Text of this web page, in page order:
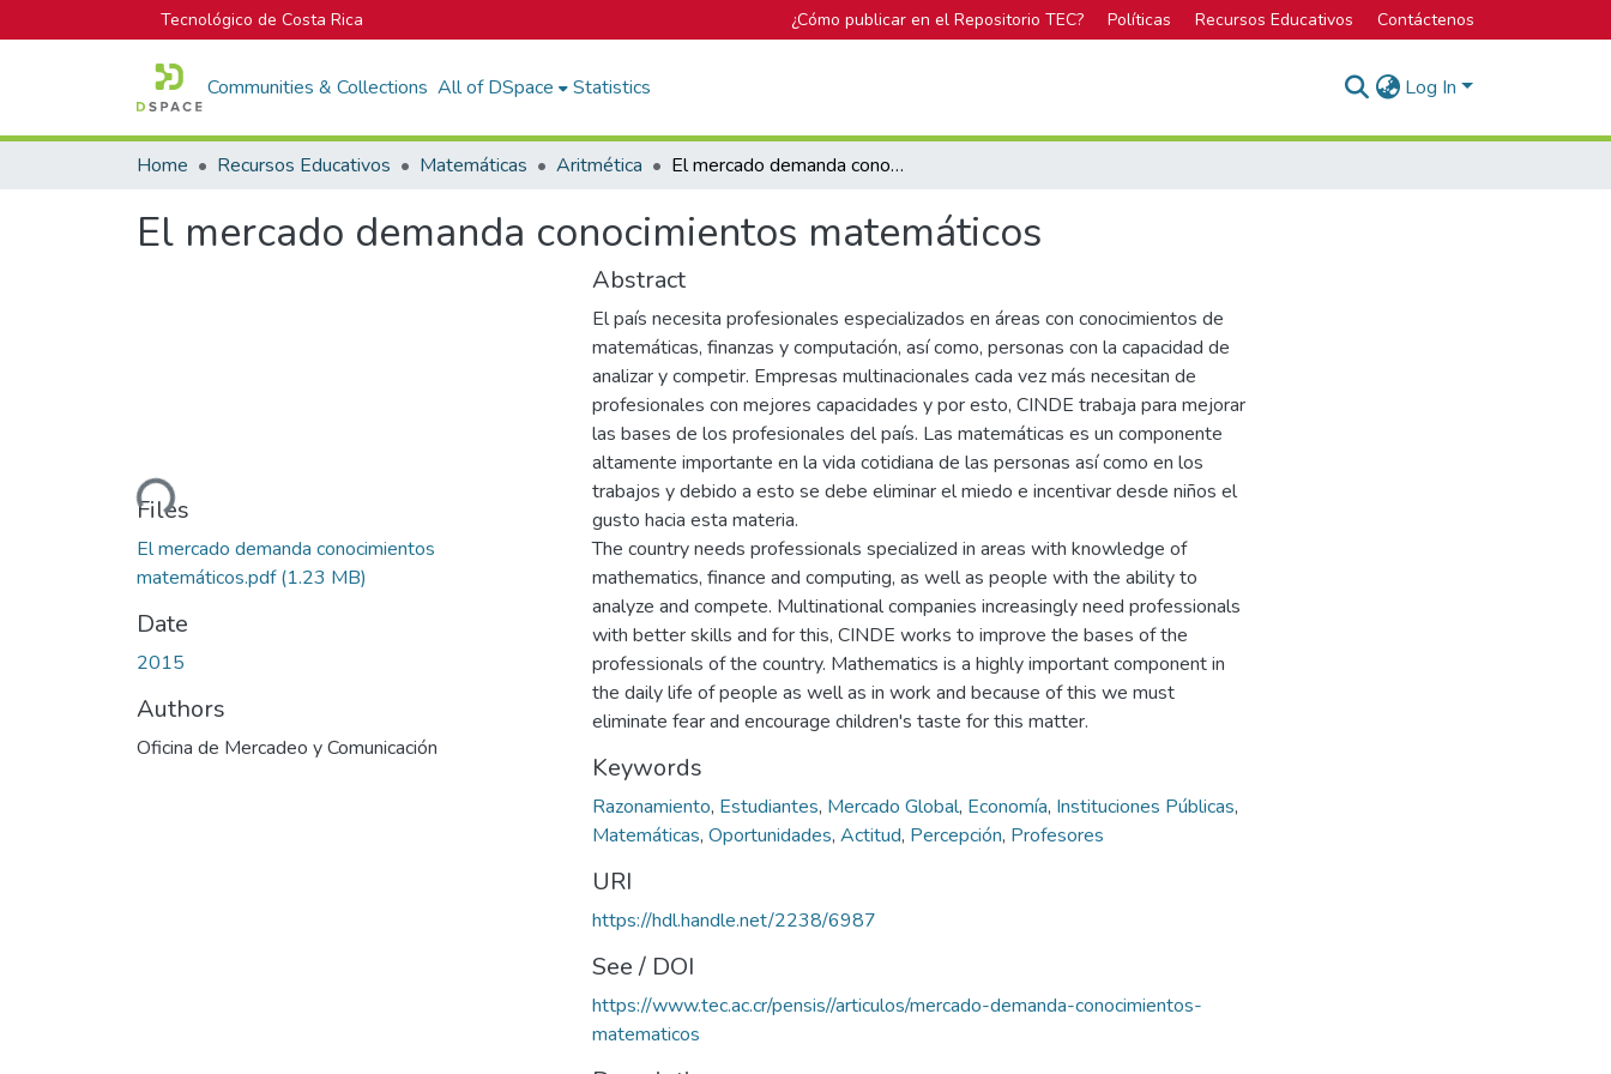
Tecnológico de Costa Rica ¿Cómo publicar en el Repositorio TEC? Políticas Recursos Educativos Contáctenos
Communities & Collections All of DSpace Statistics Log In
Home Recursos Educativos Matemáticas Aritmética El mercado demanda conocimientos matemáticos
El mercado demanda conocimientos matemáticos
Loading...
Files
El mercado demanda conocimientos
matemáticos.pdf(1.23 MB)
Date
2015
Authors
Oficina de Mercadeo y Comunicación
Abstract
El país necesita profesionales especializados en áreas con conocimientos de
matemáticas, finanzas y computación, así como, personas con la capacidad de
analizar y competir. Empresas multinacionales cada vez más necesitan de
profesionales con mejores capacidades y por esto, CINDE trabaja para mejorar
las bases de los profesionales del país. Las matemáticas es un componente
altamente importante en la vida cotidiana de las personas así como en los
trabajos y debido a esto se debe eliminar el miedo e incentivar desde niños el
gusto hacia esta materia.
The country needs professionals specialized in areas with knowledge of
mathematics, finance and computing, as well as people with the ability to
analyze and compete. Multinational companies increasingly need professionals
with better skills and for this, CINDE works to improve the bases of the
professionals of the country. Mathematics is a highly important component in
the daily life of people as well as in work and because of this we must
eliminate fear and encourage children's taste for this matter.
Keywords
Razonamiento, Estudiantes, Mercado Global, Economía, Instituciones Públicas,
Matemáticas, Oportunidades, Actitud, Percepción, Profesores
URI
https://hdl.handle.net/2238/6987
See / DOI
https://www.tec.ac.cr/pensis//articulos/mercado-demanda-conocimientos-
matematicos